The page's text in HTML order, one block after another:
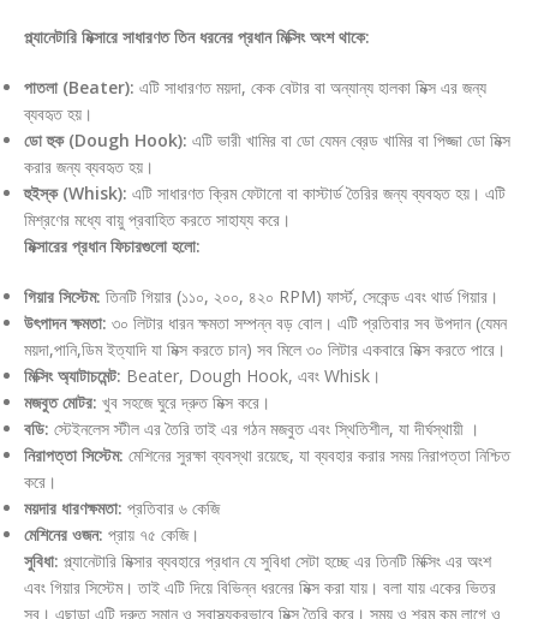
প্ল্যানেটারি মিক্সারে সাধারণত তিন ধরনের প্রধান মিক্সিং অংশ থাকে:
পাতলা (Beater): এটি সাধারণত ময়দা, কেক বেটার বা অন্যান্য হালকা মিক্স এর জন্য
ব্যবহৃত হয়।
ডো হুক (Dough Hook): এটি ভারী খামির বা ডো যেমন ব্রেড খামির বা পিজ্জা ডো মিক্স
করার জন্য ব্যবহৃত হয়।
হুইস্ক (Whisk): এটি সাধারণত ক্রিম ফেটানো বা কাস্টার্ড তৈরির জন্য ব্যবহৃত হয়। এটি
মিশ্রণের মধ্যে বায়ু প্রবাহিত করতে সাহায্য করে।
মিক্সারের প্রধান ফিচারগুলো হলো:
গিয়ার সিস্টেম: তিনটি গিয়ার (১১০, ২০০, ৪২০ RPM) ফার্স্ট, সেকেন্ড এবং থার্ড গিয়ার।
উৎপাদন ক্ষমতা: ৩০ লিটার ধারন ক্ষমতা সম্পন্ন বড় বোল। এটি প্রতিবার সব উপদান (যেমন
ময়দা,পানি,ডিম ইত্যাদি যা মিক্স করতে চান) সব মিলে ৩০ লিটার একবারে মিক্স করতে পারে।
মিক্সিং অ্যাটাচমেন্ট: Beater, Dough Hook, এবং Whisk।
মজবুত মোটর: খুব সহজে ঘুরে দ্রুত মিক্স করে।
বডি: স্টেইনলেস স্টীল এর তৈরি তাই এর গঠন মজবুত এবং স্থিতিশীল, যা দীর্ঘস্থায়ী ।
নিরাপত্তা সিস্টেম: মেশিনের সুরক্ষা ব্যবস্থা রয়েছে, যা ব্যবহার করার সময় নিরাপত্তা নিশ্চিত
করে।
ময়দার ধারণক্ষমতা: প্রতিবার ৬ কেজি
মেশিনের ওজন: প্রায় ৭৫ কেজি।
সুবিধা: প্ল্যানেটারি মিক্সার ব্যবহারে প্রধান যে সুবিধা সেটা হচ্ছে এর তিনটি মিক্সিং এর অংশ
এবং গিয়ার সিস্টেম। তাই এটি দিয়ে বিভিন্ন ধরনের মিক্স করা যায়। বলা যায় একের ভিতর
সব। এছাড়া এটি দ্রুত সমান ও স্বাস্থ্যকরভাবে মিক্স তৈরি করে। সময় ও শ্রম কম লাগে ও